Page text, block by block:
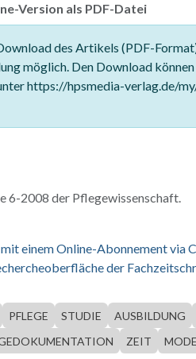
Version als PDF-Datei
des Artikels (PDF-
möglich. Den Download können
https://hpsmedia-verlag.de/
6-2008 der Pflegewissenschaft.
einem Online-Abonnement via
der
PFLEGE STUDIE AUSBILDUNG
ZEIT